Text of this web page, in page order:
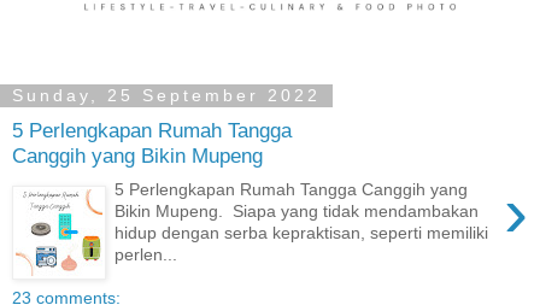
Sunday, 25 September 2022
5 Perlengkapan Rumah Tangga
Canggih yang Bikin Mupeng
›
5 Perlengkapan Rumah Tangga Canggih yang
Bikin Mupeng. Siapa yang tidak mendambakan
hidup dengan serba kepraktisan, seperti memiliki
perlen...
23 comments: